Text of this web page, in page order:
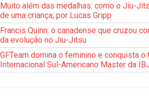
Muito além das medalhas: como o Jiu-
de uma criança, por Lucas Gripp
Francis Quinn: o canadense que cruzou
da evolução no Jiu-Jitsu
GFTeam domina o feminino e conquista o
Internacional Sul-Americano Master da